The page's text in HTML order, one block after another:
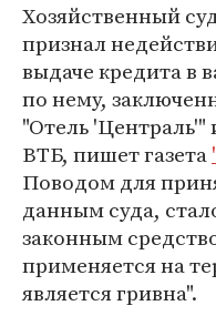
Хозяйственный
признал
выдаче кредита в
по нему,
"Отель
ВТБ, пишет газета
Поводом для
данным суда,
законным
применяется на
является гривна".